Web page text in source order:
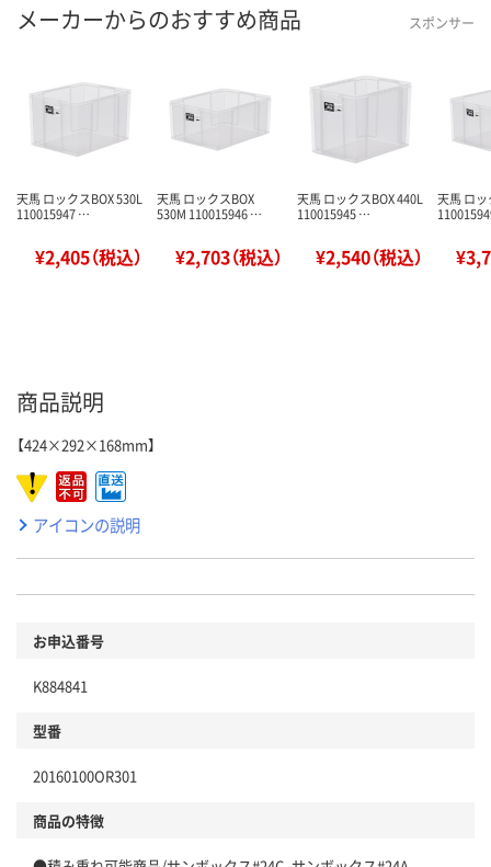
メーカーからのおすすめ商品 スポンサー
天馬 ロックスBOX 530L
110015947 …
¥2,405（税込）
天馬 ロックスBOX
530M 110015946 …
¥2,703（税込）
天馬 ロックスBOX 440L
110015945 …
¥2,540（税込）
天馬 ロッ
商品説明
【424×292×168mm】
アイコンの説明
お申込番号
K884841
型番
20160100OR301
商品の特徴